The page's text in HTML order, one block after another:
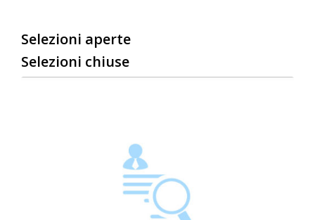
Selezioni aperte
Selezioni chiuse